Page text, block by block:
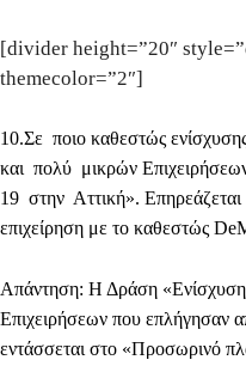
[divider height=”20″
themecolor=”2″]
10.Σε ποιο καθεστώς
και πολύ μικρών
19 στην Αττική». Επηρεάζεται
επιχείρηση με το καθεστώς
Απάντηση: Η Δράση
Επιχειρήσεων που επλήγησαν
εντάσσεται στο «Προσωρινό